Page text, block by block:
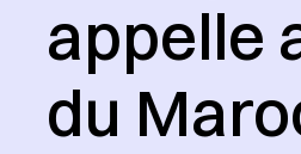
appelle
du